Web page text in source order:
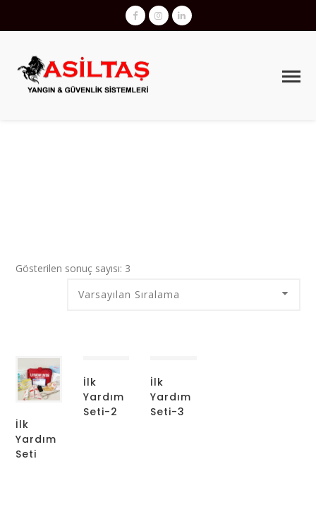
Gösterilen sonuç sayısı: 3
İlk
Yardım
Seti
İlk
Yardım
Seti-2
İlk
Yardım
Seti-3